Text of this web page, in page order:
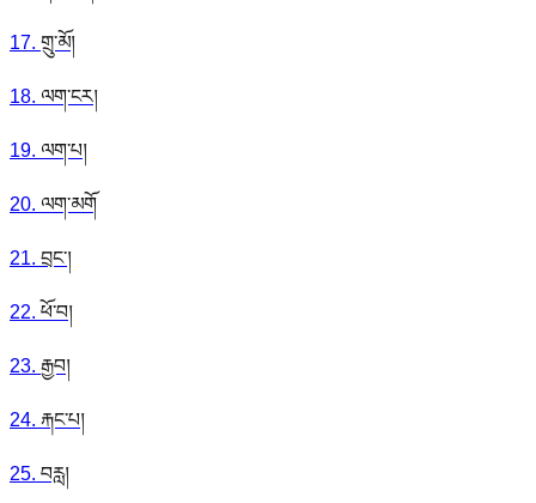
17. གྲུ་མོ།
18. ལག་ངར།
19. ལག་པ།
20. ལག་མགོ
21. བྲང་།
22. ཕོ་བ།
23. རྒྱབ།
24. རྐང་པ།
25. བརླ།